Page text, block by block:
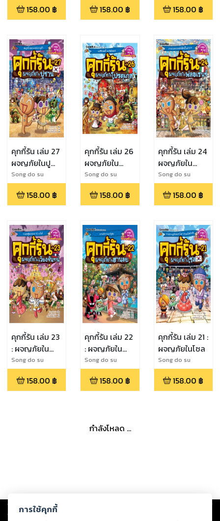
158.00 ฿ 158.00 ฿ 158.00 ฿
คุกกี้รัน เล่ม 27
ผจญภัยในปู
ซาน
Song do su
158.00 ฿
คุกกี้รัน เล่ม 26
ผจญภัยใน
โปรตุเกส
Song do su
158.00 ฿
คุกกี้รัน เล่ม 24
ผจญภัยใน
ฟลอเรนซ์
Song do su
158.00 ฿
คุกกี้รัน เล่ม 23
: ผจญภัยใน
เวียงจันทน์
Song do su
158.00 ฿
คุกกี้รัน เล่ม 22
: ผจญภัยใน
ฮานอย
Song do su
158.00 ฿
คุกกี้รัน เล่ม 21 :
ผจญภัยในโซล
Song do su
158.00 ฿
กำลังโหลด ...
Copyright © 2026
ต่อผลงานหรือเนื้อหาใดที่อัปโหลดผ่านเว็บไซต์และปรากฏว่าละเมิดสิทธิใน
การใช้คุกกี้